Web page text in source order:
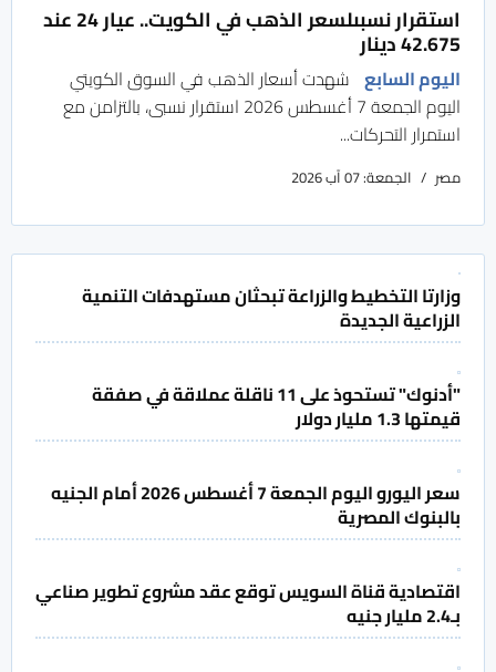
استقرار نسبىلسعر الذهب في الكويت.. عيار 24 عند
42.675 دينار
اليوم السابع شهدت أسعار الذهب في السوق الكويتي
اليوم الجمعة 7 أغسطس 2026 استقرار نسبى، بالتزامن مع
استمرار التحركات...
مصر الجمعة: 07 آب 2026
وزارتا التخطيط والزراعة تبحثان مستهدفات التنمية
الزراعية الجديدة
"أدنوك" تستحوذ على 11 ناقلة عملاقة في صفقة
قيمتها 1.3 مليار دولار
سعر اليورو اليوم الجمعة 7 أغسطس 2026 أمام الجنيه
بالبنوك المصرية
اقتصادية قناة السويس توقع عقد مشروع تطوير صناعي
بـ2.4 مليار جنيه